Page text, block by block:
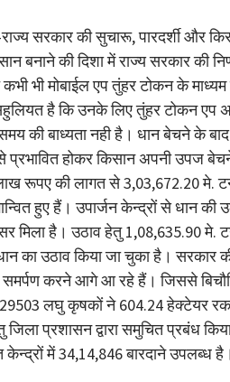
सरकार की सुचारू, पारदर्शी और
बनाने की दिशा में राज्य सरकार की
भी मोबाईल एप तुंहर टोकन के
है कि उनके लिए तुंहर टोकन
की बाध्यता नही है। धान बेचने के
होकर किसान अपनी उपज
रूपए की लागत से 3,03,672.20 मे.
हुए हैं। उपार्जन केन्द्रों से धान
मिला है। उठाव हेतु 1,08,635.90
का उठाव किया जा चुका है। सरकार
करने आगे आ रहे हैं। जिससे
लघु कृषकों ने 604.24 हेक्टेयर
प्रशासन द्वारा समुचित प्रबंध
में 34,14,846 बारदाने उपलब्ध